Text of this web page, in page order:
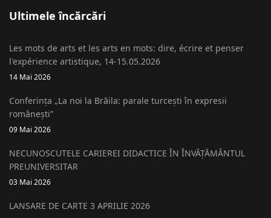
Ultimele încărcări
Les mots de arts et les arts en mots: dire, écrire et penser
l'expérience artistique, 14-15.05.2026
14 Mai 2026
Conferința „La noi la Brăila: parale turcești în expresii
românești”
09 Mai 2026
NECUNOSCUTELE CARIEREI DIDACTICE ÎN ÎNVĂȚĂMÂNTUL
PREUNIVERSITAR
03 Mai 2026
LANSARE DE CARTE 3 APRILIE 2026